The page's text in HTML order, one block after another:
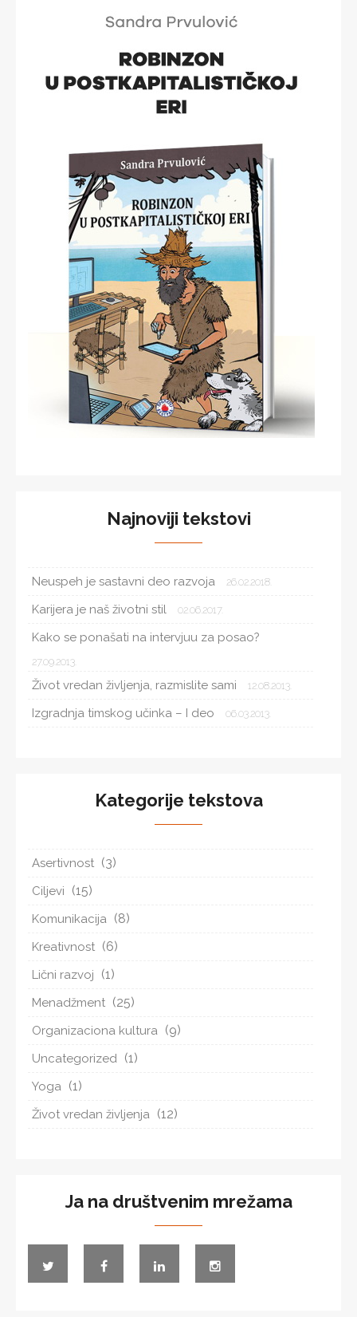
Najnoviji tekstovi
Neuspeh je sastavni deo razvoja 26.02.2018.
Karijera je naš životni stil 02.06.2017.
Kako se ponašati na intervjuu za posao?
27.09.2013.
Život vredan življenja, razmislite sami 12.08.2013.
Izgradnja timskog učinka – I deo 06.03.2013.
Kategorije tekstova
Asertivnost (3)
Ciljevi (15)
Komunikacija (8)
Kreativnost (6)
Lični razvoj (1)
Menadžment (25)
Organizaciona kultura (9)
Uncategorized (1)
Yoga (1)
Život vredan življenja (12)
Ja na društvenim mrežama